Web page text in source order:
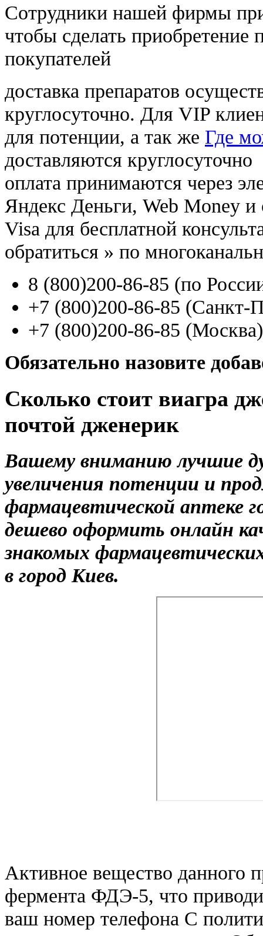
Cотрудники нашей фирмы
чтобы сделать приобретение
покупателей
доставка препаратов
круглосуточно. Для VIP
для потенции, а так же Где
доставляются круглосуточно
оплата принимаются через
Яндекс Деньги, Web Money и
Visa для бесплатной
обратиться » по
8 (800)200-86-85 (по
+7 (800)200-86-85 (Санкт-
+7 (800)200-86-85 (Москва)
Обязательно назовите
Сколько стоит виагра
почтой дженерик
Вашему вниманию лучшие
увеличения потенции и
фармацевтической аптеке
дешево оформить онлайн
знакомых
в город Киев.
Активное вещество данного
фермента ФДЭ-5, что
ваш номер телефона С